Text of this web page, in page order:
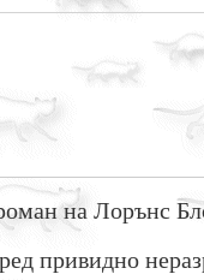
на Лорънс
привидно